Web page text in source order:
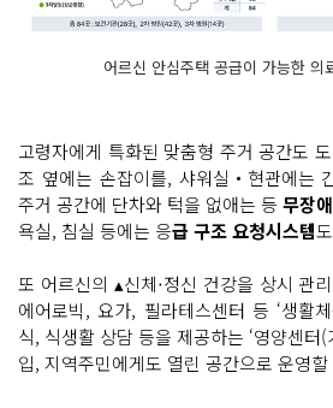
어르신 안심주택 공급이 가능한 의
고령자에게 특화된 맞춤형 주거 공간도
조 옆에는 손잡이를, 샤워실‧현관에는
주거 공간에 단차와 턱을 없애는 등 무장
욕실, 침실 등에는 응급 구조 요청시스템
또 어르신의 ▴신체‧정신 건강을 상시 관
에어로빅, 요가, 필라테스센터 등 ‘생활
식, 식생활 상담 등을 제공하는 ‘영양센터
입, 지역주민에게도 열린 공간으로 운영